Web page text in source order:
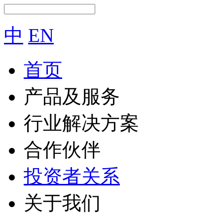
中 EN
首页
产品及服务
行业解决方案
合作伙伴
投资者关系
关于我们